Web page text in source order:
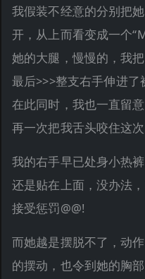
我假装不经意的分别把
开，从上而看变成一个
她的大腿，慢慢的，我
最后>>>整支右手伸进了
在此同时，我也一直留
再一次把我舌头咬住这
我的右手早已处身小热
还是贴在上面，没办法
接受惩罚@@!
而她越是摆脱不了，动
的摆动，也令到她的胸